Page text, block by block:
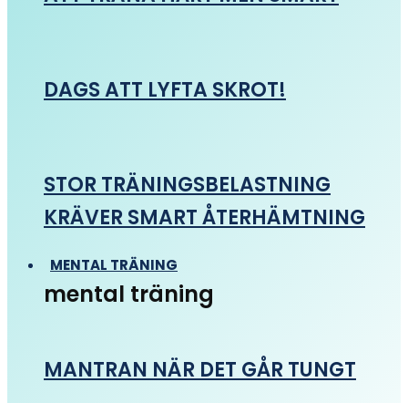
DAGS ATT LYFTA SKROT!
STOR TRÄNINGSBELASTNING
KRÄVER SMART ÅTERHÄMTNING
MENTAL TRÄNING
mental träning
MANTRAN NÄR DET GÅR TUNGT